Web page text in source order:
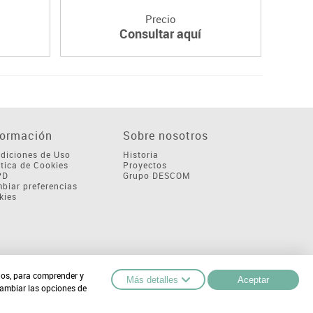
Precio
Consultar aquí
de Uso
de Cookies
preferencias
Sobre nosotros
Historia
Proyectos
Grupo DESCOM
para comprender y
las opciones de
Más detalles Aceptar